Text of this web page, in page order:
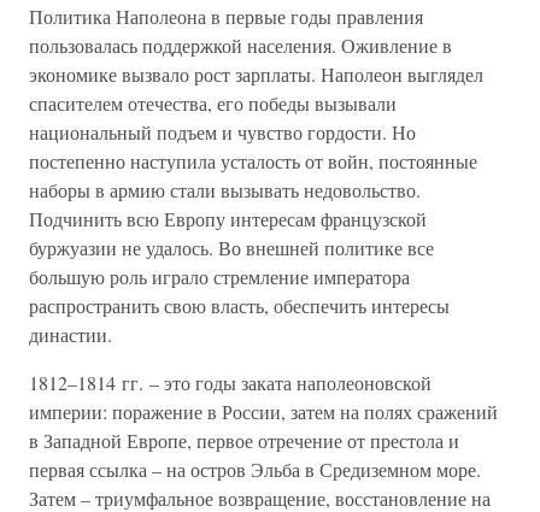
Политика Наполеона в первые годы правления
пользовалась поддержкой населения. Оживление в
экономике вызвало рост зарплаты. Наполеон выглядел
спасителем отечества, его победы вызывали
национальный подъем и чувство гордости. Но
постепенно наступила усталость от войн, постоянные
наборы в армию стали вызывать недовольство.
Подчинить всю Европу интересам французской
буржуазии не удалось. Во внешней политике все
большую роль играло стремление императора
распространить свою власть, обеспечить интересы
династии.
1812–1814 гг. – это годы заката наполеоновской
империи: поражение в России, затем на полях сражений
в Западной Европе, первое отречение от престола и
первая ссылка – на остров Эльба в Средиземном море.
Затем – триумфальное возвращение, восстановление на